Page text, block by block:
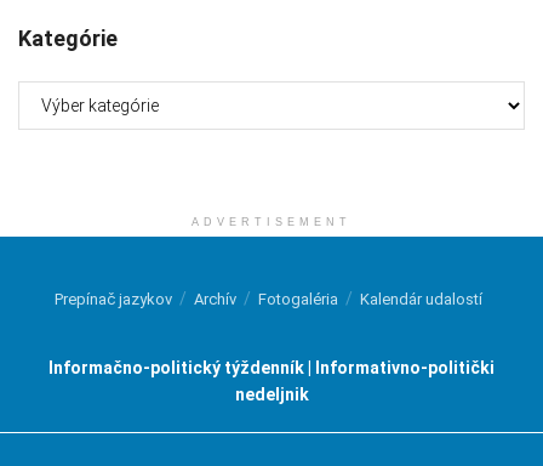
Kategórie
ADVERTISEMENT
Prepínač jazykov Archív Fotogaléria Kalendár udalostí
Informačno-politický týždenník | Informativno-politički
nedeljnik